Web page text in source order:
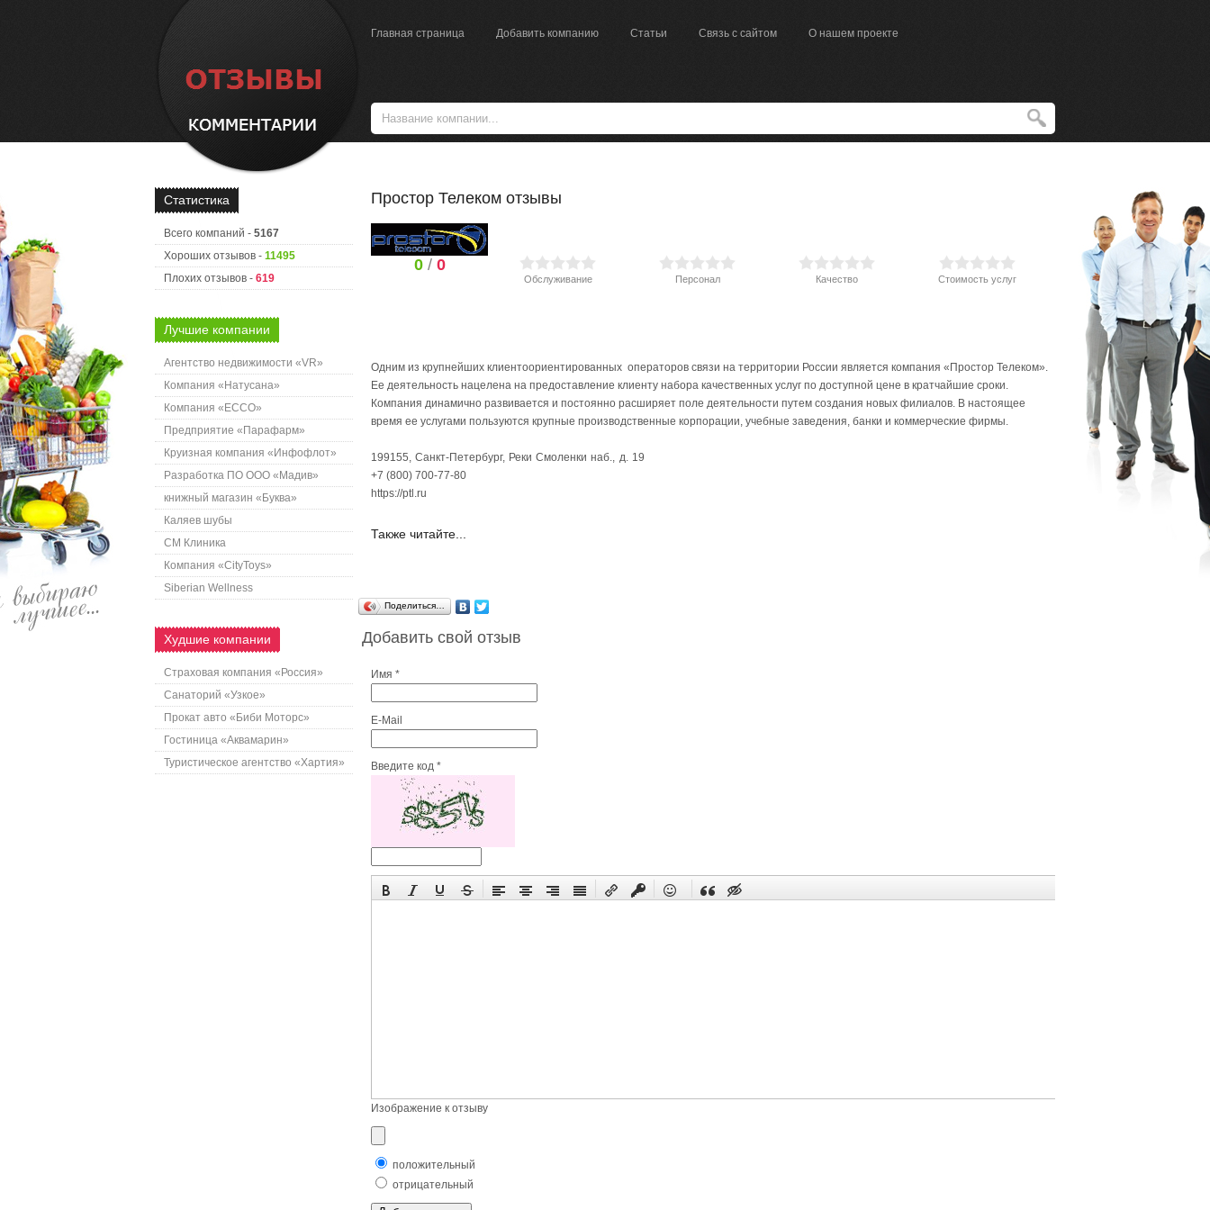
Главная страница Добавить компанию Статьи Связь с сайтом О нашем проекте
Статистика
Всего компаний - 5167
Хороших отзывов - 11495
Плохих отзывов - 619
Лучшие компании
Агентство недвижимости «VR»
Компания «Натусана»
Компания «ECCO»
Предприятие «Парафарм»
Круизная компания «Инфофлот»
Разработка ПО ООО «Мадив»
книжный магазин «Буква»
Каляев шубы
СМ Клиника
Компания «CityToys»
Siberian Wellness
Худшие компании
Страховая компания «Россия»
Санаторий «Узкое»
Прокат авто «Биби Моторс»
Гостиница «Аквамарин»
Туристическое агентство «Хартия»
Простор Телеком отзывы
0/ 0
Обслуживание Персонал Качество Стоимость услуг
Одним из крупнейших клиентоориентированных операторов связи на территории России является компания «Простор Телеком».
Ее деятельность нацелена на предоставление клиенту набора качественных услуг по доступной цене в кратчайшие сроки.
Компания динамично развивается и постоянно расширяет поле деятельности путем создания новых филиалов. В настоящее
время ее услугами пользуются крупные производственные корпорации, учебные заведения, банки и коммерческие фирмы.
199155, Санкт-Петербург, Реки Смоленки наб., д. 19
+7 (800) 700-77-80
https://ptl.ru
Также читайте...
Поделиться…
Добавить свой отзыв
Имя *
E-Mail
Введите код *
Изображение к отзыву
положительный
отрицательный